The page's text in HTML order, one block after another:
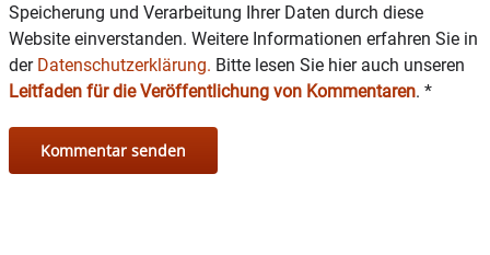
Speicherung und Verarbeitung Ihrer Daten durch diese
Website einverstanden. Weitere Informationen erfahren Sie in
der Datenschutzerklärung. Bitte lesen Sie hier auch unseren
Leitfaden für die Veröffentlichung von Kommentaren. *